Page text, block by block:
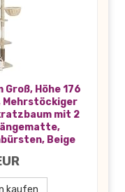
Groß, Höhe 176
Mehrstöckiger
mit 2
Beige
kaufen